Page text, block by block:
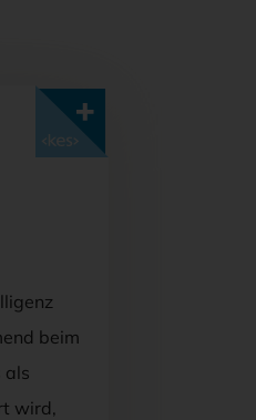
beim
als
wird,